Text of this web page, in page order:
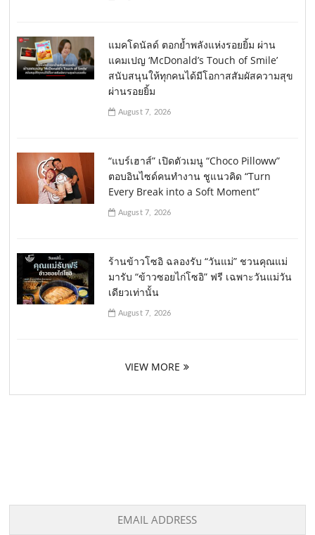
แมคโดนัลด์ ตอกย้ำพลังแห่งรอยยิ้ม ผ่าน
แคมเปญ ‘McDonald’s Touch of Smile’
สนับสนุนให้ทุกคนได้มีโอกาสสัมผัสความสุข
ผ่านรอยยิ้ม
August 7, 2026
“แบร์เฮาส์” เปิดตัวเมนู “Choco Pilloww”
ตอบอินไซด์คนทำงาน ชูแนวคิด “Turn
Every Break into a Soft Moment”
August 7, 2026
ร้านข้าวโซอิ ฉลองรับ “วันแม่” ชวนคุณแม่
มารับ “ข้าวซอยไก่โซอิ” ฟรี เฉพาะวันแม่วัน
เดียวเท่านั้น
August 7, 2026
VIEW MORE